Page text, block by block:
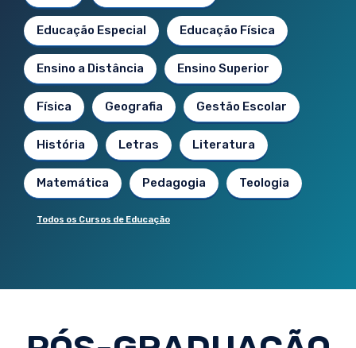
Educação Especial Educação Física
Ensino a Distância Ensino Superior
Física Geografia Gestão Escolar
História Letras Literatura
Matemática Pedagogia Teologia
Todos os Cursos de Educação